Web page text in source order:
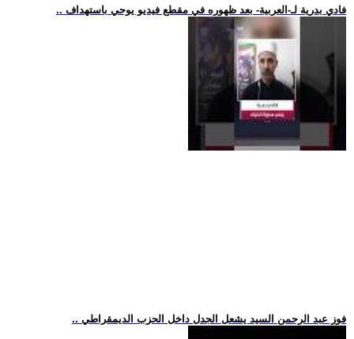
.. فادي بدرية لـ-العربية- بعد ظهوره في مقطع فيديو يوحي باستهداف
.. فوز عبد الرحمن السيد يشعل الجدل داخل الحزب الديمقراطي